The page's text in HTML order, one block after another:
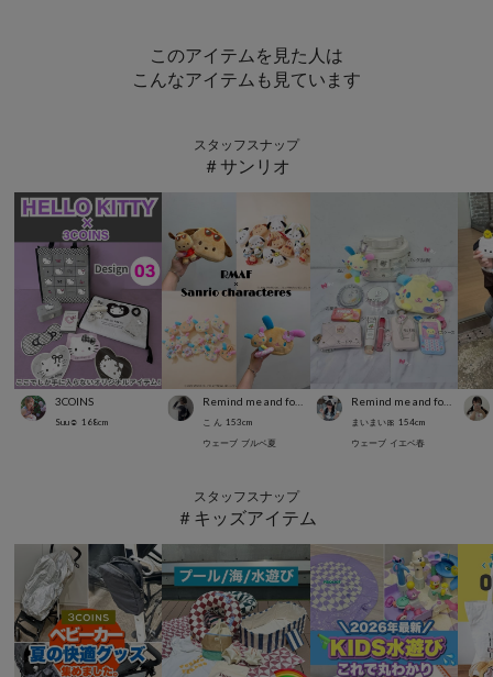
このアイテムを見た人は
こんなアイテムも見ています
スタッフスナップ
＃サンリオ
3COINS
Suu☺︎ 168cm こ ん 153cm
ウェーブ ブルベ夏
Remind me and forever
まいまい🎀 154cm
ウェーブ イエベ春
スタッフスナップ
＃キッズアイテム